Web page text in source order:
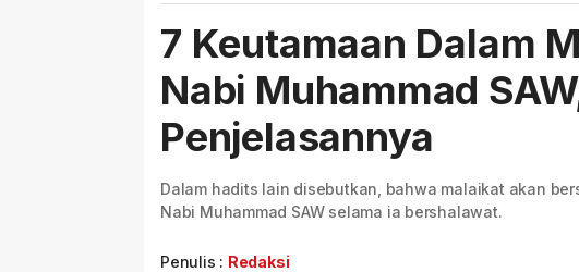
7 Keutamaan Dalam
Nabi Muhammad
Penjelasannya
Dalam hadits lain disebutkan, bahwa malaikat akan
Nabi Muhammad SAW selama ia bershalawat.
Penulis : Redaksi